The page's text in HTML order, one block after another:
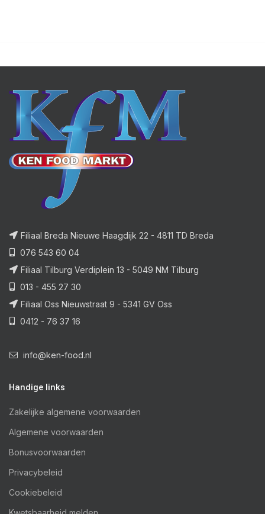
Filiaal Breda Nieuwe Haagdijk 22 - 4811 TD Breda
076 543 60 04
Filiaal Tilburg Verdiplein 13 - 5049 NM Tilburg
013 - 455 27 30
Filiaal Oss Nieuwstraat 9 - 5341 GV Oss
0412 - 76 37 16
info@ken-food.nl
Handige links
Zakelijke algemene voorwaarden
Algemene voorwaarden
Bonusvoorwaarden
Privacybeleid
Cookiebeleid